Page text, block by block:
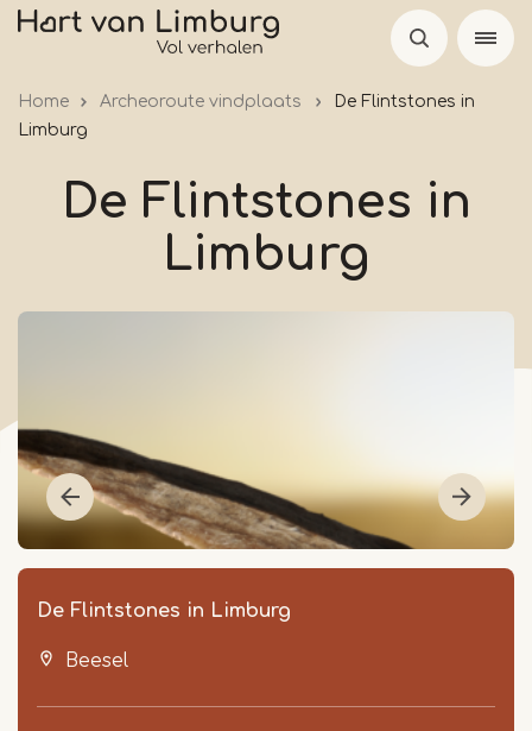
Overslaan
Home Archeoroute vindplaats
De Flintstones in
Limburg
De Flintstones in
Limburg
De Flintstones in Limburg
Beesel